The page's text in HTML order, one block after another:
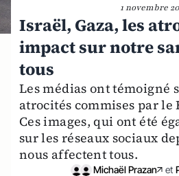
1 novembre
Israël, Gaza, les
impact sur notre
tous
Les médias ont témoigné
atrocités commises par le
Ces images, qui ont été
sur les réseaux sociaux
nous affectent tous.
Michaël Prazan et